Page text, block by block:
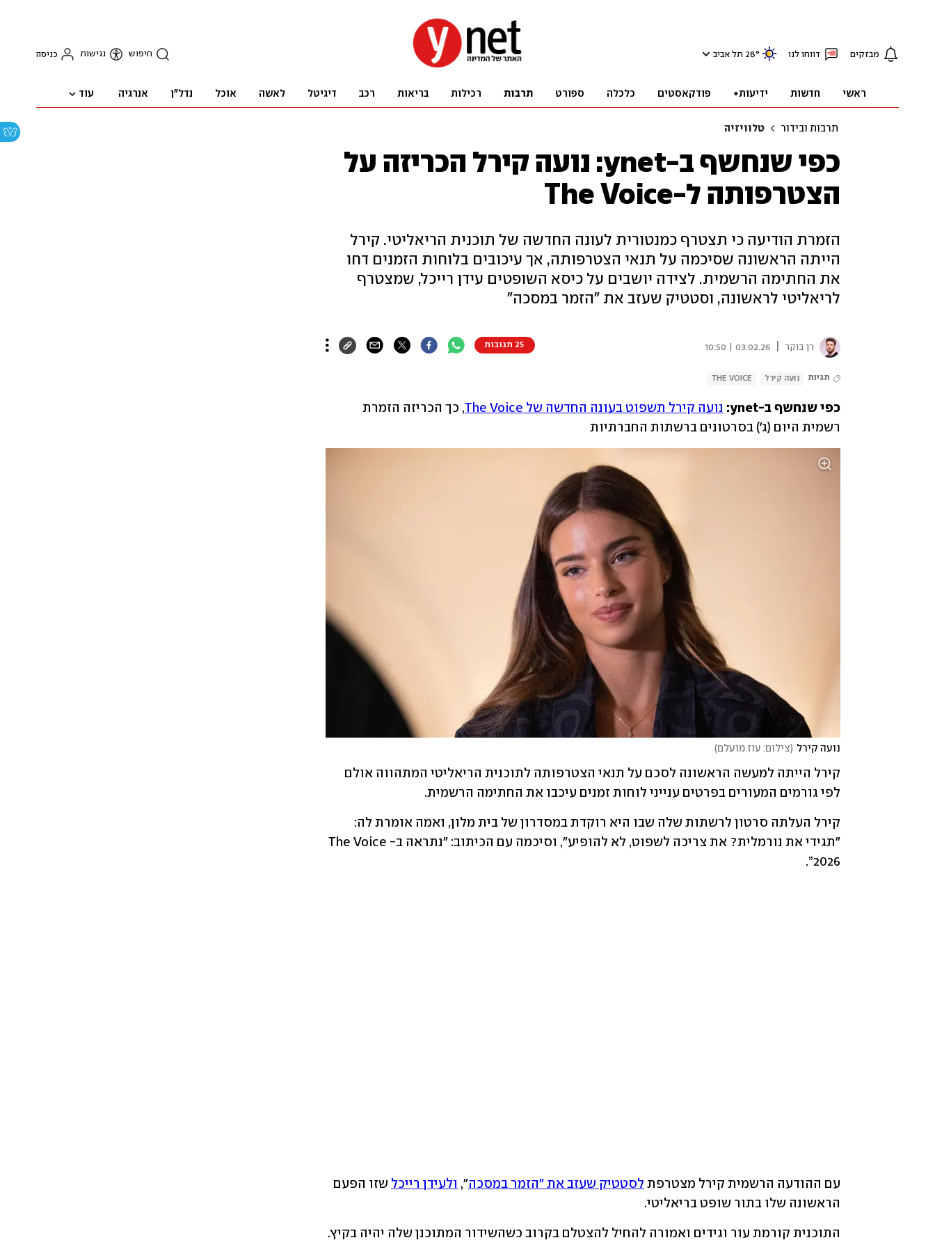
מבזקים דווחו לנו 28° תל אביב חיפוש נגישות כניסה
ראשי חדשות ידיעות+ פודקאסטים כלכלה ספורט תרבות רכילות בריאות רכב דיגיטל לאשה אוכל נדל"ן אנרגיה עוד
תרבות ובידור טלוויזיה
כפי שנחשף ב-ynet: נועה קירל הכריזה על
הצטרפותה ל-The Voice
הזמרת הודיעה כי תצטרף כמנטורית לעונה החדשה של תוכנית הריאליטי. קירל
הייתה הראשונה שסיכמה על תנאי הצטרפותה, אך עיכובים בלוחות הזמנים דחו
את החתימה הרשמית. לצידה יושבים על כיסא השופטים עידן רייכל, שמצטרף
לריאליטי לראשונה, וסטטיק שעזב את "הזמר במסכה"
רן בוקר 03.02.26 | 10:50 25 תגובות
תגיות נועה קירל THE VOICE
כפי שנחשף ב-ynet: נועה קירל תשפוט בעונה החדשה של The Voice
רשמית היום (ג׳) בסרטונים ברשתות החברתיות
נועה קירל (צילום: עוז מועלם)
לפי גורמים המעורים בפרטים ענייני לוחות זמנים עיכבו את החתימה הרשמית.
״תגידי את נורמלית? את צריכה לשפוט, לא להופיע״, וסיכמה עם הכיתוב: ״נתראה ב-The Voice
2026”.
עם ההודעה הרשמית קירל מצטרפת לסטטיק שעזב את "הזמר במסכה", ולעידן רייכל
הראשונה שלו בתור שופט בריאליטי.